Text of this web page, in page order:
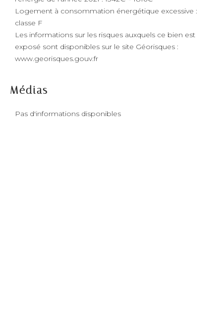
Logement à consommation énergétique excessive :
classe F
Les informations sur les risques auxquels ce bien est
exposé sont disponibles sur le site Géorisques :
www.georisques.gouv.fr
Médias
Pas d'informations disponibles